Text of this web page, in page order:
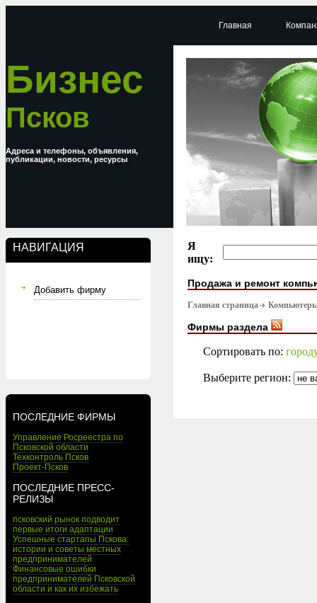
Бизнес
Псков
Адреса и телефоны, объявления,
публикации, новости, ресурсы
НАВИГАЦИЯ
Добавить фирму
ПОСЛЕДНИЕ ФИРМЫ
Управление Росреестра по
Псковской области
Техконтроль Псков
Проект-Псков
ПОСЛЕДНИЕ ПРЕСС-
РЕЛИЗЫ
псковский рынок подводит
первые итоги адаптации
Успешные стартапы Пскова:
истории и советы местных
предпринимателей
Финансовые ошибки
предпринимателей Псковской
области и как их избежать
Главная
Я
ищу:
Продажа и ремонт
Главная страница
Фирмы раздела
Сортировать по:
Выберите регион: